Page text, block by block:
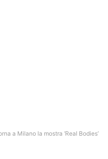
a Milano la mostra ‘Real Bodies’